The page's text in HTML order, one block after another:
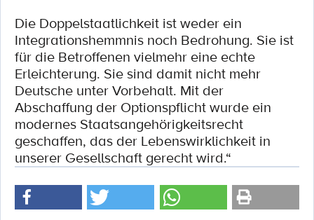
Die Doppelstaatlichkeit ist weder ein
Integrationshemmnis noch Bedrohung. Sie ist
für die Betroffenen vielmehr eine echte
Erleichterung. Sie sind damit nicht mehr
Deutsche unter Vorbehalt. Mit der
Abschaffung der Optionspflicht wurde ein
modernes Staatsangehörigkeitsrecht
geschaffen, das der Lebenswirklichkeit in
unserer Gesellschaft gerecht wird.“